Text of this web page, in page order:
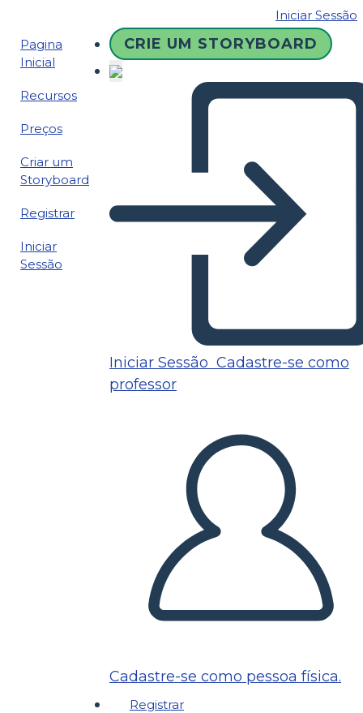
Iniciar Sessão
Pagina
Inicial
Recursos
Preços
Criar um
Storyboard
Registrar
Iniciar
Sessão
CRIE UM STORYBOARD
Iniciar Sessão Cadastre-se como
professor
Cadastre-se como pessoa física.
Registrar